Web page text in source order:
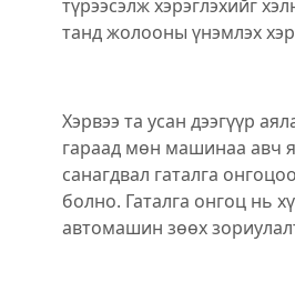
түрээсэлж хэрэглэхийг
танд жолооны үнэмлэх
Хэрвээ та усан дээгүүр
гараад мѳн машинаа авч
санагдвал гаталга
болно. Гаталга онгоц нь
автомашин зѳѳх